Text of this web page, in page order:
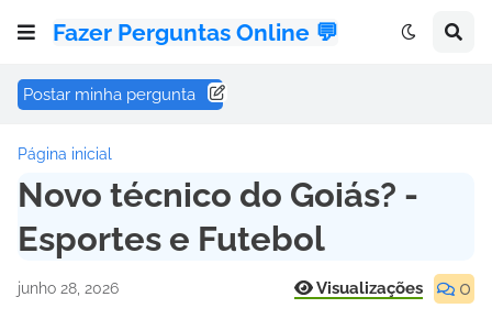
Fazer Perguntas Online 💬
Postar minha pergunta
Página inicial
Novo técnico do Goiás? -
Esportes e Futebol
junho 28, 2026 Visualizações 0